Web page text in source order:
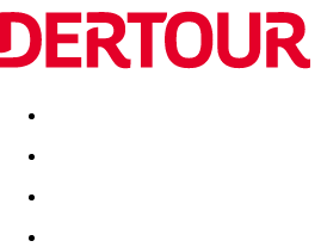
Destinatii Vacanta perfecta